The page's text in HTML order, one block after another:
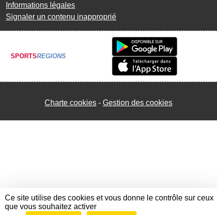
Informations légales
Signaler un contenu inapproprié
SPORTSREGIONS
Charte cookies Gestion des cookies
Ce site utilise des cookies et vous donne le contrôle sur ceux
que vous souhaitez activer